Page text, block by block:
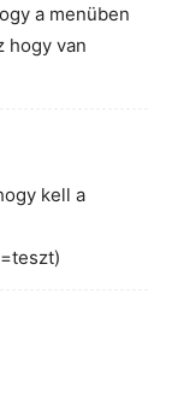
a menüben
hogy van
kell a